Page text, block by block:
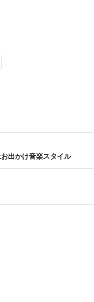
出かけ音楽スタイル